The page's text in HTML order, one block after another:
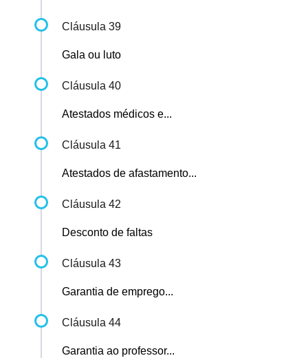
Cláusula 39
Gala ou luto
Cláusula 40
Atestados médicos e...
Cláusula 41
Atestados de afastamento...
Cláusula 42
Desconto de faltas
Cláusula 43
Garantia de emprego...
Cláusula 44
Garantia ao professor...